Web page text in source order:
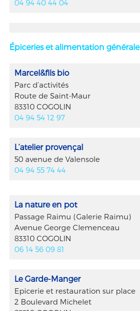
04 94 40 44 04
Épiceries et alimentation générale
Marcel&fils bio
Parc d’activités
Route de Saint-Maur
83310 COGOLIN
04 94 54 12 97
L’atelier provençal
50 avenue de Valensole
04 94 55 74 44
La nature en pot
Passage Raimu (Galerie Raimu)
Avenue George Clemenceau
83310 COGOLIN
06 14 56 09 81
Le Garde-Manger
Epicerie et restauration sur place
2 Boulevard Michelet